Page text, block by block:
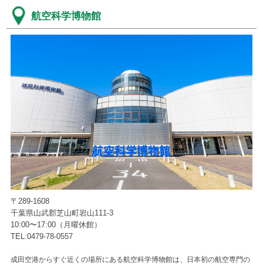
航空科学博物館
〒289-1608
千葉県山武郡芝山町岩山111-3
10:00〜17:00（月曜休館）
TEL:0479-78-0557
成田空港からすぐ近くの場所にある航空科学博物館は、日本初の航空専門の